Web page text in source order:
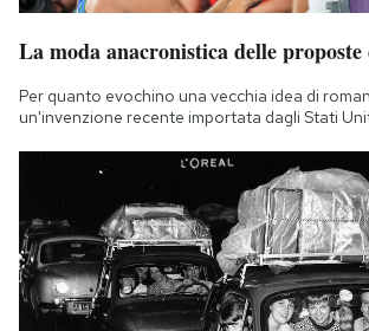
La moda anacronistica delle
Per quanto evochino una vecchia idea di
un'invenzione recente importata dagli Stati